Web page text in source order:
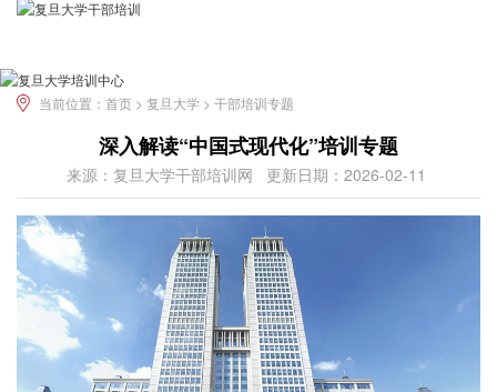
当前位置： 首页 > 复旦大学 > 干部培训专题
深入解读“中国式现代化”培训专题
来源：复旦大学干部培训网 更新日期：2026-02-11